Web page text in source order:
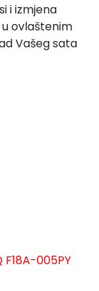
i izmjena
ovlaštenim
Vašeg sata